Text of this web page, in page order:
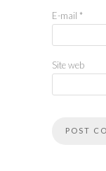
E-mail *
Site web